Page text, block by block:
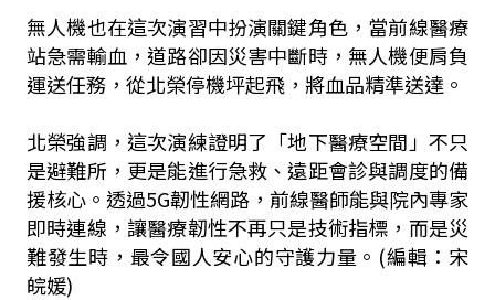
無人機也在這次演習中扮演關鍵角色，當前線醫療
站急需輸血，道路卻因災害中斷時，無人機便肩負
運送任務，從北榮停機坪起飛，將血品精準送達。
北榮強調，這次演練證明了「地下醫療空間」不只
是避難所，更是能進行急救、遠距會診與調度的備
援核心。透過5G韌性網路，前線醫師能與院內專家
即時連線，讓醫療韌性不再只是技術指標，而是災
難發生時，最令國人安心的守護力量。(編輯：宋
皖媛)